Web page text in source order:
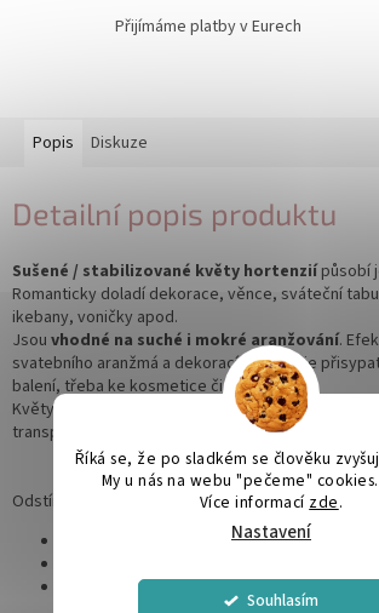
Říká se, že po sladkém se člověku
My u nás na webu "pečeme"
Více informací zde.
Nastavení
Souhlasím
Přijímáme platby v Eurech
Popis Diskuze
Detailní popis produktu
Sušené / stabilizované květy hortenzií působí
Romanticky doladí dekorace, věnce, sváteční
ikebany, voničky apod.
Jsou vhodné na suché i mokré aranžování.
svatebního aranžmá a dekorací. Můžete je
balení, třeba ke kosmetice či svíčkám.
Květy se v balení vyskytují v trsech. Vhodné také
transparentním voskem.
Odstíny jednotlivých barev se mohou lišit.
1,5 - 2 cm
Rozměry balení:
11,5 x 17 x 3 cm